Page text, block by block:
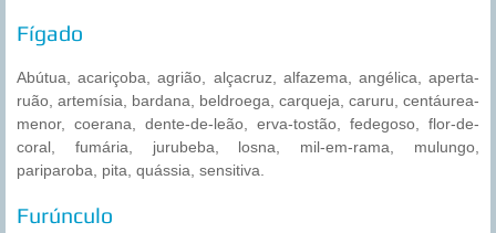
Fígado
Abútua, acariçoba, agrião, alçacruz, alfazema, angélica, aperta-
ruão, artemísia, bardana, beldroega, carqueja, caruru, centáurea-
menor, coerana, dente-de-leão, erva-tostão, fedegoso, flor-de-
coral, fumária, jurubeba, losna, mil-em-rama, mulungo,
pariparoba, pita, quássia, sensitiva.
Furúnculo